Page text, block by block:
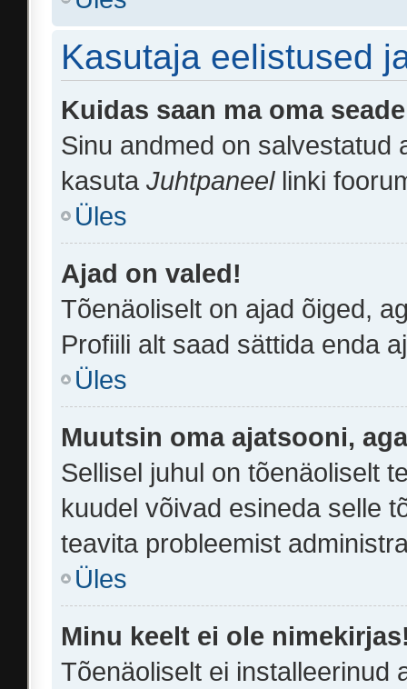
Kasutaja eelistused
Kuidas saan ma oma
Sinu andmed on salvestatud
kasuta Juhtpaneellinki
Üles
Ajad on valed!
Tõenäoliselt on ajad õiged,
Profiili alt saad sättida enda
Üles
Muutsin oma ajatsooni,
Sellisel juhul on tõenäoliselt
kuudel võivad esineda selle
teavita probleemist
Üles
Minu keelt ei ole
Tõenäoliselt ei installeerinud